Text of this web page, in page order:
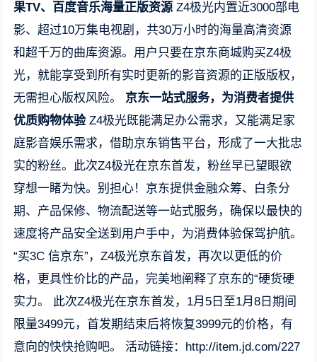
果TV、百度音乐海量正版资源 Z4极光内置近3000部电
影、超过10万集电视剧，共30万小时的海量高清资源
和超千万的曲库资源。用户只要在京东商城购买Z4极
光，就能享受到所有实时更新的影音资源的正版版权，
无需担心版权风险。 京东一站式服务，为消费者提供
优质购物体验Z4极光既能满足办公需求，又能满足家
庭影音娱乐需求，借助京东销售平台，形成了一大批忠
实的粉丝。此次Z4极光在京东首发，粉丝早已望眼欲
穿想一睹为快。别担心！京东提供金融众筹、白条分
期、产品保修、物流配送等一站式服务，确保以最快的
速度将产品安全送到用户手中，为消费体验保驾护航。
“买3C 信京东”，Z4极光京东首发，再次以更低的价
格，更具性价比的产品，完美地阐释了京东的“硬货硬
实力。 此次Z4极光在京东首发，1月5日至1月8日期间
限量3499元，首发期结束后将恢复3999元的价格，有
意向的快快抢购吧。 活动链接：http://item.jd.com/227